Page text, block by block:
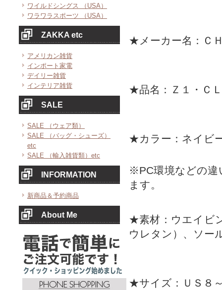
ワイルドシングス （USA）
ワラワラスポーツ （USA）
ZAKKA etc
アメリカン雑貨
インポート家電
デイリー雑貨
インテリア雑貨
SALE
SALE （ウェア類）
SALE （バッグ・シューズ）
etc
SALE （輸入雑貨類）etc
INFORMATION
新商品＆予約商品
About Me
★メーカー名：Ｃ
★品名：Ｚ１・Ｃ
★カラー：ネイビ
※PC環境などの違
ます。
★素材：ウエイビ
ウレタン）、ソー
★サイズ：ＵＳ８